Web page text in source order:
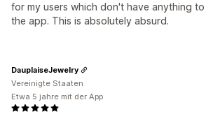
for my users which don't have anything
the app. This is absolutely absurd.
DauplaiseJewelry
Vereinigte Staaten
Etwa 5 jahre mit der App